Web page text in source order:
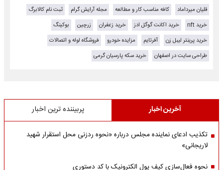
قلیان میرداماد
کافه مناسب کار و مطالعه مجله آرایش گرام
ثبت نام کالابرگ
خرید nft
خرید اکانت گوگل ادز خرید زعفران زرچین
بوکینگ
خرید پرینتر لیبل زن
آفرتایم مزایده خودرو
فروشگاه لوله و اتصالات
طراحی سایت در اصفهان
خرید سکه پارسیان گرمی
آخرین اخبار پربیننده ترین اخبار
تکذیب ادعای نماینده مجلس درباره «نحوه ردزنی محل استقرار شهید
لاریجانی»
نحوه فعال‌سازی کیف پول الکترونیک با کد دستوری